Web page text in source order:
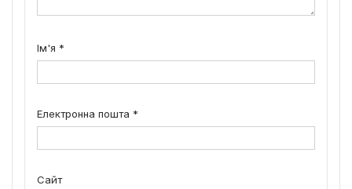
Ім'я *
Електронна пошта *
Сайт